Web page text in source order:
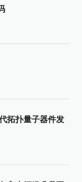
拓扑量子器件发